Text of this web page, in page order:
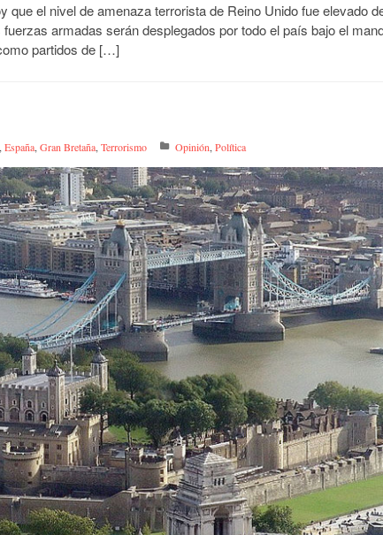
el nivel de amenaza terrorista de Reino Unido fue elevado
armadas serán desplegados por todo el país bajo el
partidos de […]
,España,Gran Bretaña,Terrorismo Opinión,Política